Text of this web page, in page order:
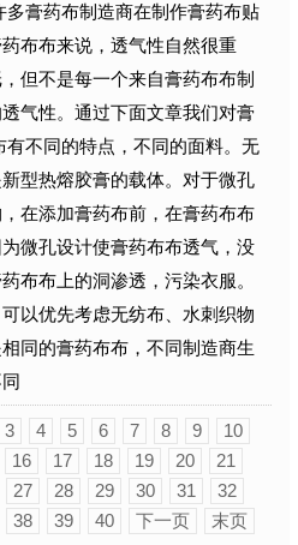
膏药布制造商在制作膏药布贴
布布来说，透气性自然很重
但不是每一个来自膏药布布制
气性。通过下面文章我们对膏
不同的特点，不同的面料。无
型热熔胶膏的载体。对于微孔
在添加膏药布前，在膏药布布
微孔设计使膏药布布透气，没
布布上的洞渗透，污染衣服。
以优先考虑无纺布、水刺织物
同的膏药布布，不同制造商生
3 4 5 6 7 8 9
10
16 17 18 19 20
21
27 28 29 30 31
32
38 39 40 下一页
末页